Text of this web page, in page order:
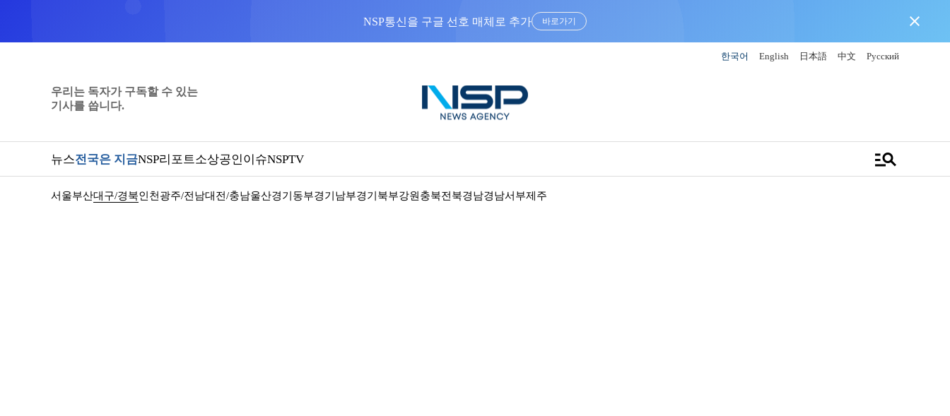
NSP통신을 구글 선호 매체로 추가 바로가기 close
한국어 English 日本語 中文 Русский
우리는 독자가 구독할 수 있는
기사를 씁니다.
뉴스전국은 지금NSP리포트소상공인이슈NSPTV manage_search
서울부산대구/경북인천 광주/전남대전/충남울산경기동부경기남부경기북부강원 충북전북경남경남서부제주